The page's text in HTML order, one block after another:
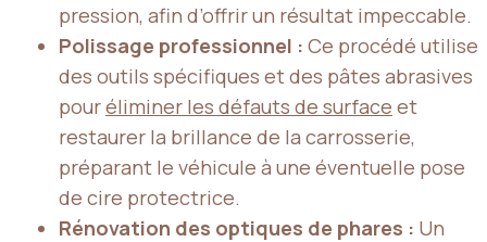
pression, afin d’offrir un résultat impeccable.
Polissage professionnel : Ce procédé utilise
des outils spécifiques et des pâtes abrasives
pouréliminer les défauts de surface et
restaurer la brillance de la carrosserie,
préparant le véhicule à une éventuelle pose
de cire protectrice.
Rénovation des optiques de phares : Un